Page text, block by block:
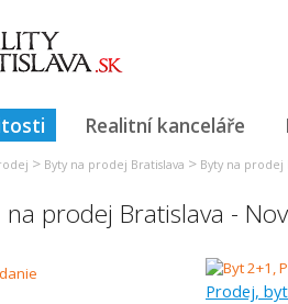
Realitní kanceláře
> Byty na prodej Bratislava > Byty na prodej
na prodej Bratislava -
Prodej,